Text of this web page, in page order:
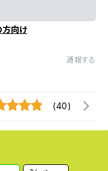
方向け
通報する
(40)